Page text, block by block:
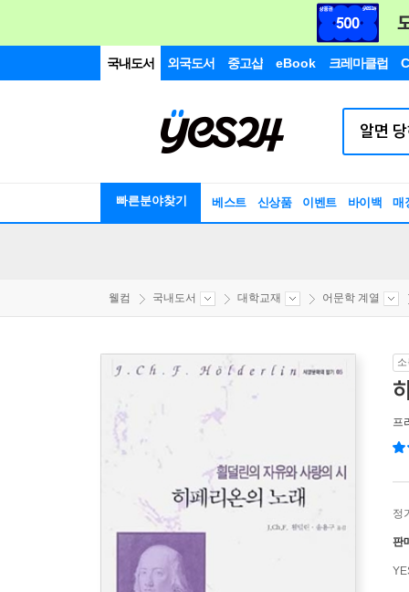
국내도서 외국도서 중고샵 eBook 크레마클럽
빠른분야찾기 베스트 신상품 이벤트 바이백 매
웰컴 국내도서 대학교재 어문학 계열
프
정
판